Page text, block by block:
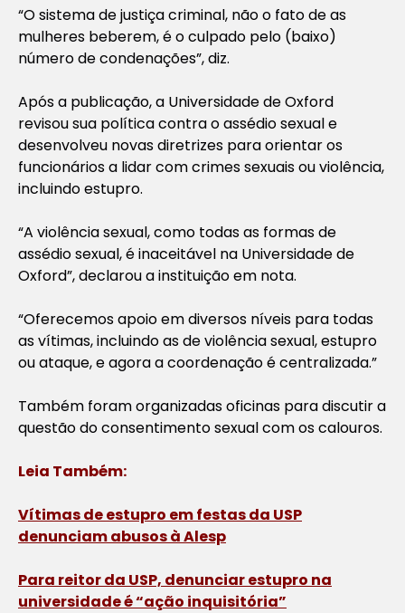
“O sistema de justiça criminal, não o fato de as
mulheres beberem, é o culpado pelo (baixo)
número de condenações”, diz.
Após a publicação, a Universidade de Oxford
revisou sua política contra o assédio sexual e
desenvolveu novas diretrizes para orientar os
funcionários a lidar com crimes sexuais ou violência,
incluindo estupro.
“A violência sexual, como todas as formas de
assédio sexual, é inaceitável na Universidade de
Oxford”, declarou a instituição em nota.
“Oferecemos apoio em diversos níveis para todas
as vítimas, incluindo as de violência sexual, estupro
ou ataque, e agora a coordenação é centralizada.”
Também foram organizadas oficinas para discutir a
questão do consentimento sexual com os calouros.
Leia Também:
Vítimas de estupro em festas da USP
denunciam abusos à Alesp
Para reitor da USP, denunciar estupro na
universidade é “ação inquisitória”